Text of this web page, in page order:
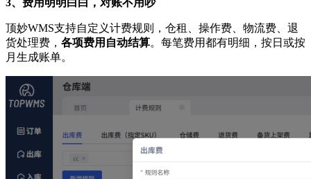
3、费用明明白白，对账不用吵
顶妙WMS支持自定义计费规则，仓租、操作费、物流费、退
货处理费， 各项费用自动结算。每笔费用都有明细，按日或按
月生成账单。